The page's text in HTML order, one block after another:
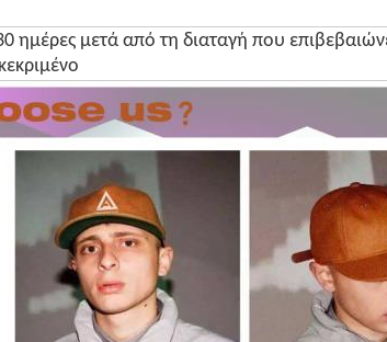
ημέρες μετά από τη διαταγή που